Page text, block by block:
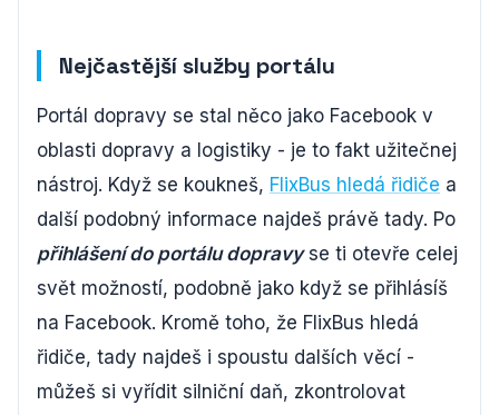
Nejčastější služby portálu
Portál dopravy se stal něco jako Facebook v
oblasti dopravy a logistiky - je to fakt užitečnej
nástroj. Když se koukneš, FlixBus hledá řidiče a
další podobný informace najdeš právě tady. Po
přihlášení do portálu dopravyse ti otevře celej
svět možností, podobně jako když se přihlásíš
na Facebook. Kromě toho, že FlixBus hledá
řidiče, tady najdeš i spoustu dalších věcí -
můžeš si vyřídit silniční daň, zkontrolovat